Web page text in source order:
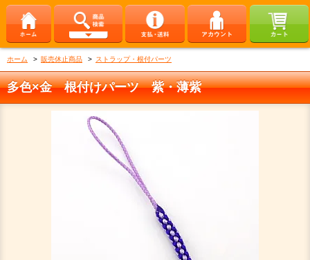
ホーム > 販売休止商品 > ストラップ・根付パーツ
多色×金 根付けパーツ 紫・薄紫